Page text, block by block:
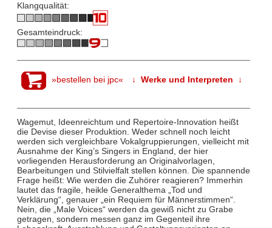
Klangqualität:
Gesamteindruck:
»bestellen bei jpc« ↓ Werke und Interpreten ↓
Wagemut, Ideenreichtum und Repertoire-Innovation heißt
die Devise dieser Produktion. Weder schnell noch leicht
werden sich vergleichbare Vokalgruppierungen, vielleicht mit
Ausnahme der King’s Singers in England, der hier
vorliegenden Herausforderung an Originalvorlagen,
Bearbeitungen und Stilvielfalt stellen können. Die spannende
Frage heißt: Wie werden die Zuhörer reagieren? Immerhin
lautet das fragile, heikle Generalthema „Tod und
Verklärung“, genauer „ein Requiem für Männerstimmen“.
Nein, die „Male Voices“ werden da gewiß nicht zu Grabe
getragen, sondern messen ganz im Gegenteil ihre